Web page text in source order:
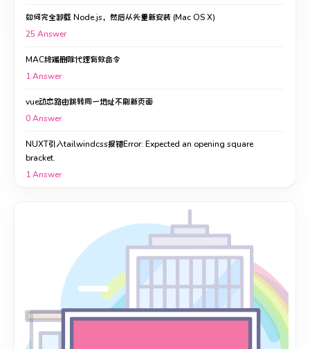
如何完全卸载 Node.js，然后从头重新安装 (Mac OS X)
25 Answer
MAC终端删除代理有效命令
1Answer
vue动态路由跳转同一地址不刷新页面
0Answer
NUXT引入tailwindcss报错Error: Expected an opening square
bracket.
1Answer